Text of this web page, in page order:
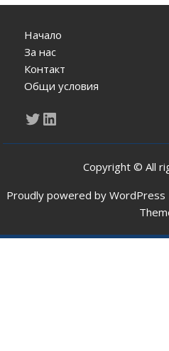
Начало
За нас
Контакт
Общи условия
Twitter
LinkedIn
Copyright © All
Proudly powered by WordPress